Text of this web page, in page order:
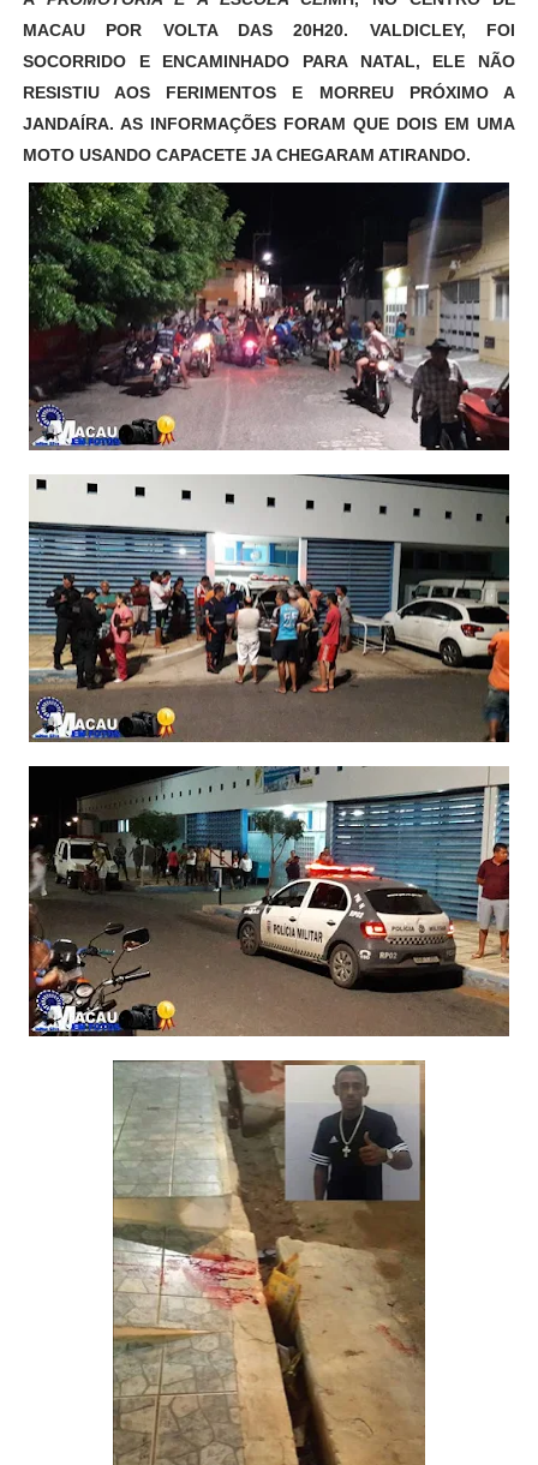
MACAU POR VOLTA DAS 20H20. VALDICLEY, FOI
SOCORRIDO E ENCAMINHADO PARA NATAL, ELE NÃO
RESISTIU AOS FERIMENTOS E MORREU PRÓXIMO A
JANDAÍRA. AS INFORMAÇÕES FORAM QUE DOIS EM UMA
MOTO USANDO CAPACETE JA CHEGARAM ATIRANDO.